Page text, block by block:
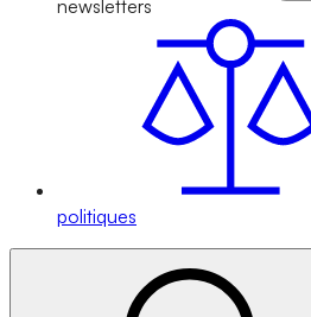
newsletters
politiques